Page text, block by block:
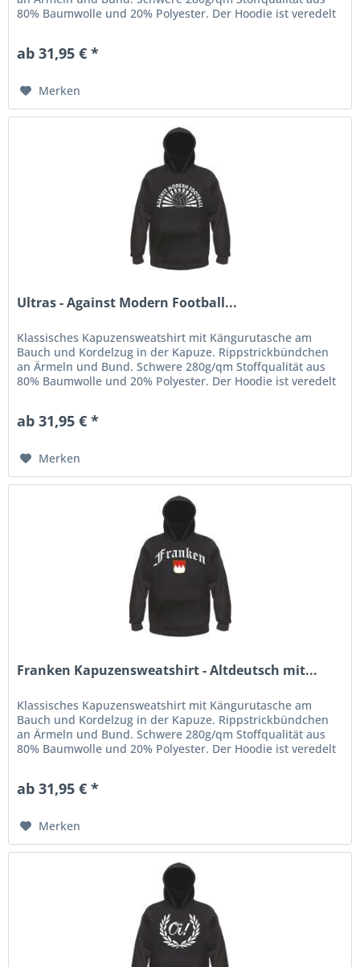
80% Baumwolle und 20% Polyester. Der Hoodie ist veredelt
ab 31,95 € *
Merken
Ultras - Against Modern Football...
Klassisches Kapuzensweatshirt mit Kängurutasche am
Bauch und Kordelzug in der Kapuze. Rippstrickbündchen
an Ärmeln und Bund. Schwere 280g/qm Stoffqualität aus
80% Baumwolle und 20% Polyester. Der Hoodie ist veredelt
ab 31,95 € *
Merken
Franken Kapuzensweatshirt - Altdeutsch mit...
Klassisches Kapuzensweatshirt mit Kängurutasche am
Bauch und Kordelzug in der Kapuze. Rippstrickbündchen
an Ärmeln und Bund. Schwere 280g/qm Stoffqualität aus
80% Baumwolle und 20% Polyester. Der Hoodie ist veredelt
ab 31,95 € *
Merken